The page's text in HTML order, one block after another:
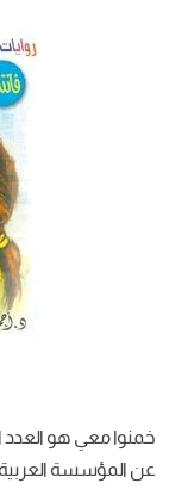
خمنوا معي هو العدد
عن المؤسسة العربية